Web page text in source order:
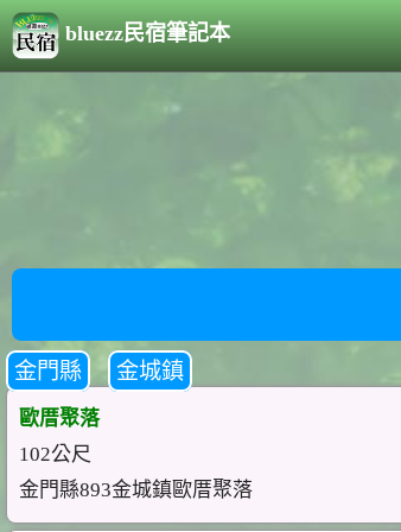
bluezz民宿筆記本
金門縣 金城鎮
歐厝聚落
102公尺
金門縣893金城鎮歐厝聚落